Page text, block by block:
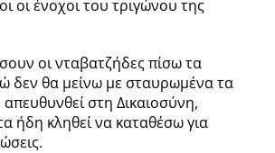
οι ένοχοι του τριγώνου της
οι νταβατζήδες πίσω τα
δεν θα μείνω με σταυρωμένα τα
στη Δικαιοσύνη,
ήδη κληθεί να καταθέσω για